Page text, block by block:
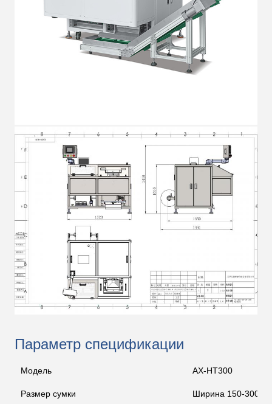
Параметр спецификации
Модель AX-HT300
Размер сумки Ширина 150-300